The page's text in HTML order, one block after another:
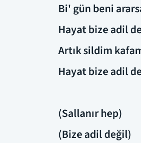
Bi' gün beni
Hayat bize adil
Artık sildim
Hayat bize adil
(Sallanır hep)
(Bize adil değil)